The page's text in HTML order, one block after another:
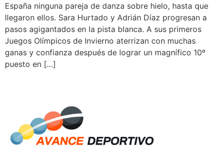
España ninguna pareja de danza sobre hielo, hasta que
llegaron ellos. Sara Hurtado y Adrián Díaz progresan a
pasos agigantados en la pista blanca. A sus primeros
Juegos Olímpicos de Invierno aterrizan con muchas
ganas y confianza después de lograr un magnífico 10º
puesto en […]